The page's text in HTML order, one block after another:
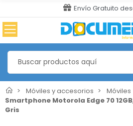
Envío Gratuito
Móviles y accesorios
Móviles
Smartphone Motorola Edge 70
Gris